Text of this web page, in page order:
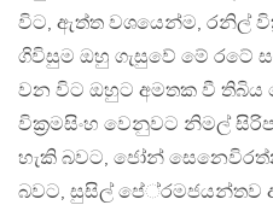
විට, ඇත්ත වශයෙන්ම, රනිල්
ගිවිසුම ඔහු ගැසුවේ මේ රටේ
වන විට ඔහුට අමතක වී තිබිය
වික‍්‍රමසිංහ වෙනුවට නිමල්
හැකි බවට, ජෝන්
බවට, සුසිල් පේ‍්‍රමජයන්තව